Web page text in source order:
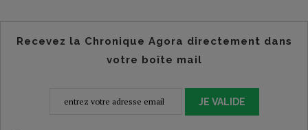
Recevez la Chronique Agora directement dans
votre boîte mail
JE VALIDE